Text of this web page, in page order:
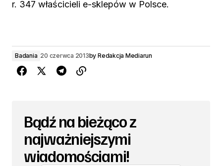
r. 347 właścicieli e-sklepów w Polsce.
Badania 20 czerwca 2013by Redakcja Mediarun
Bądź na bieżąco z
najważniejszymi
wiadomościami!